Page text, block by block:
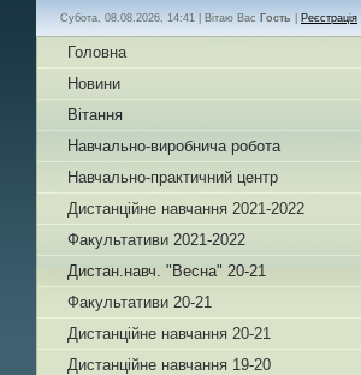
Субота, 08.08.2026, 14:41 | Вітаю Вас Гость Реєстрація
Головна
Новини
Вітання
Навчально-виробнича робота
Навчально-практичний центр
Дистанційне навчання 2021-2022
Факультативи 2021-2022
Дистан.навч. "Весна" 20-21
Факультативи 20-21
Дистанційне навчання 20-21
Дистанційне навчання 19-20